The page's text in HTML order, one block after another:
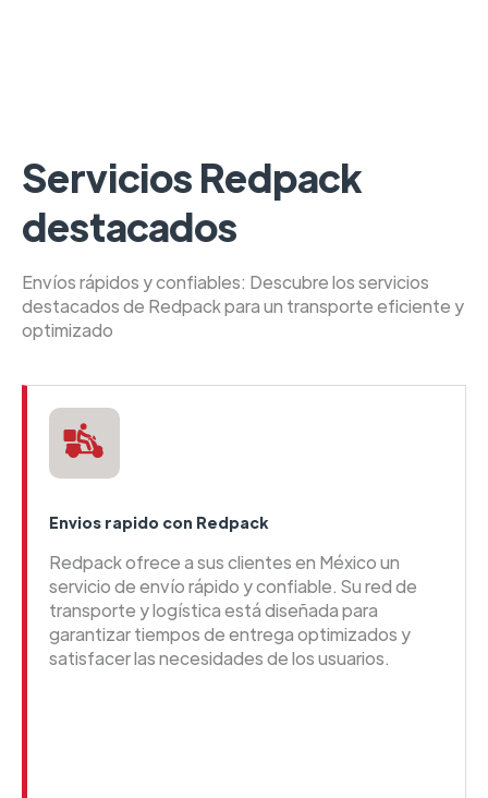
Servicios Redpack
destacados
Envíos rápidos y confiables: Descubre los servicios
destacados de Redpack para un transporte eficiente y
optimizado
Envios rapido con Redpack
Redpack ofrece a sus clientes en México un
servicio de envío rápido y confiable. Su red de
transporte y logística está diseñada para
garantizar tiempos de entrega optimizados y
satisfacer las necesidades de los usuarios.